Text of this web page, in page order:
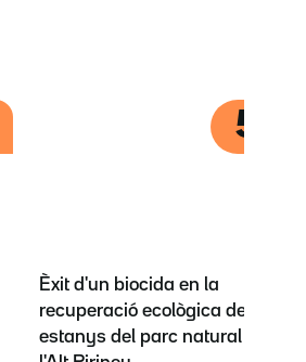
5
Èxit d'un biocida en la
recuperació ecològica dels
estanys del parc natural de